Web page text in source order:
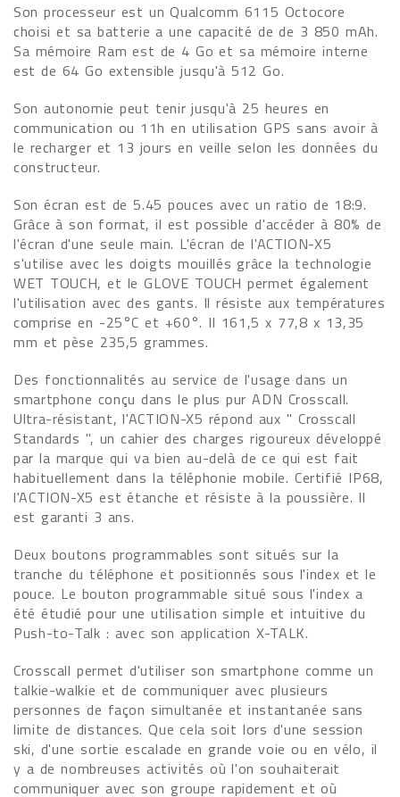
Son processeur est un Qualcomm 6115 Octocore
choisi et sa batterie a une capacité de de 3 850 mAh.
Sa mémoire Ram est de 4 Go et sa mémoire interne
est de 64 Go extensible jusqu'à 512 Go.
Son autonomie peut tenir jusqu'à 25 heures en
communication ou 11h en utilisation GPS sans avoir à
le recharger et 13 jours en veille selon les données du
constructeur.
Son écran est de 5.45 pouces avec un ratio de 18:9.
Grâce à son format, il est possible d'accéder à 80% de
l'écran d'une seule main. L'écran de l'ACTION-X5
s'utilise avec les doigts mouillés grâce la technologie
WET TOUCH, et le GLOVE TOUCH permet également
l'utilisation avec des gants. Il résiste aux températures
comprise en -25°C et +60°. Il 161,5 x 77,8 x 13,35
mm et pèse 235,5 grammes.
Des fonctionnalités au service de l'usage dans un
smartphone conçu dans le plus pur ADN Crosscall.
Ultra-résistant, l'ACTION-X5 répond aux " Crosscall
Standards ", un cahier des charges rigoureux développé
par la marque qui va bien au-delà de ce qui est fait
habituellement dans la téléphonie mobile. Certifié IP68,
l'ACTION-X5 est étanche et résiste à la poussière. Il
est garanti 3 ans.
Deux boutons programmables sont situés sur la
tranche du téléphone et positionnés sous l'index et le
pouce. Le bouton programmable situé sous l'index a
été étudié pour une utilisation simple et intuitive du
Push-to-Talk : avec son application X-TALK.
Crosscall permet d'utiliser son smartphone comme un
talkie-walkie et de communiquer avec plusieurs
personnes de façon simultanée et instantanée sans
limite de distances. Que cela soit lors d'une session
ski, d'une sortie escalade en grande voie ou en vélo, il
y a de nombreuses activités où l'on souhaiterait
communiquer avec son groupe rapidement et où